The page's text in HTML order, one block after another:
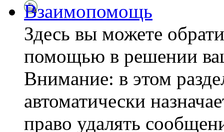
Взаимопомощь
Здесь вы можете
помощью в решении
Внимание: в этом
автоматически
право удалять